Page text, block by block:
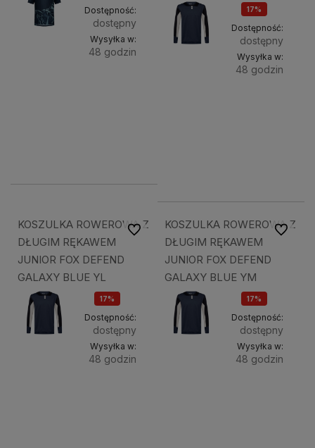
OKAZJA
Dostępność:
dostępny
Wysyłka w:
48 godzin
17%
OKAZJA
Dostępność:
dostępny
Wysyłka w:
48 godzin
KOSZULKA ROWEROWA Z
DŁUGIM RĘKAWEM
JUNIOR FOX DEFEND
GALAXY BLUE YL
17%
OKAZJA
Dostępność:
dostępny
Wysyłka w:
48 godzin
Do ulubionychKOSZULKA ROWEROWA Z
DŁUGIM RĘKAWEM
JUNIOR FOX DEFEND
GALAXY BLUE YM
17%
OKAZJA
Dostępność:
dostępny
Wysyłka w:
48 godzin
Do